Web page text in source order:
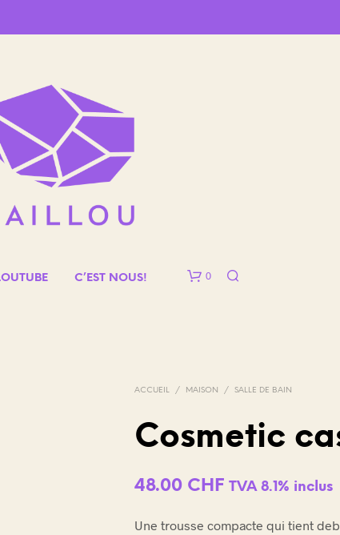
C’EST NOUS! 0
O
E
ACCUEIL / MAISON / SALLE DE BAIN
Cosmetic
48.00 CHF TVA 8.1% inclus
Une trousse compacte qui tient